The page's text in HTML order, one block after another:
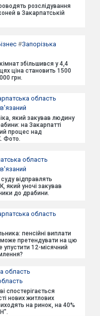
розслідування
в Закарпатській
#Запорізька
збільшився у 4,4
ціна становить 1500
грн.
область
який закував людину
на Закарпатті
процес над
Фото.
область
відправлять
який уночі закував
до драбини.
область
пенсійні виплати
може претендувати на цю
упустити 12-місячний
область
спостерігається
нових житлових
на ринок, на 40%